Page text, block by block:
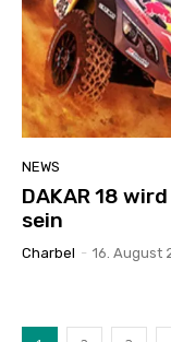
NEWS
DAKAR 18
sein
Charbel - 16. August